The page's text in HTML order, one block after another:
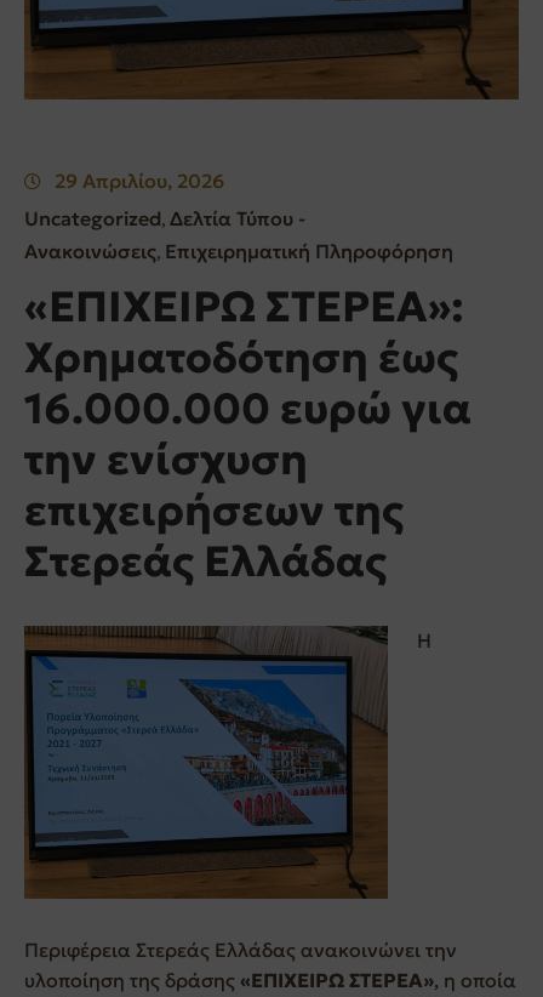
29 Απριλίου, 2026
Uncategorized‚ Δελτία Τύπου -
Ανακοινώσεις‚ Επιχειρηματική Πληροφόρηση
«ΕΠΙΧΕΙΡΩ ΣΤΕΡΕΑ»:
Χρηματοδότηση έως
16.000.000 ευρώ για
την ενίσχυση
επιχειρήσεων της
Στερεάς Ελλάδας
Η
Περιφέρεια Στερεάς Ελλάδας ανακοινώνει την
υλοποίηση της δράσης «ΕΠΙΧΕΙΡΩ ΣΤΕΡΕΑ», η οποία